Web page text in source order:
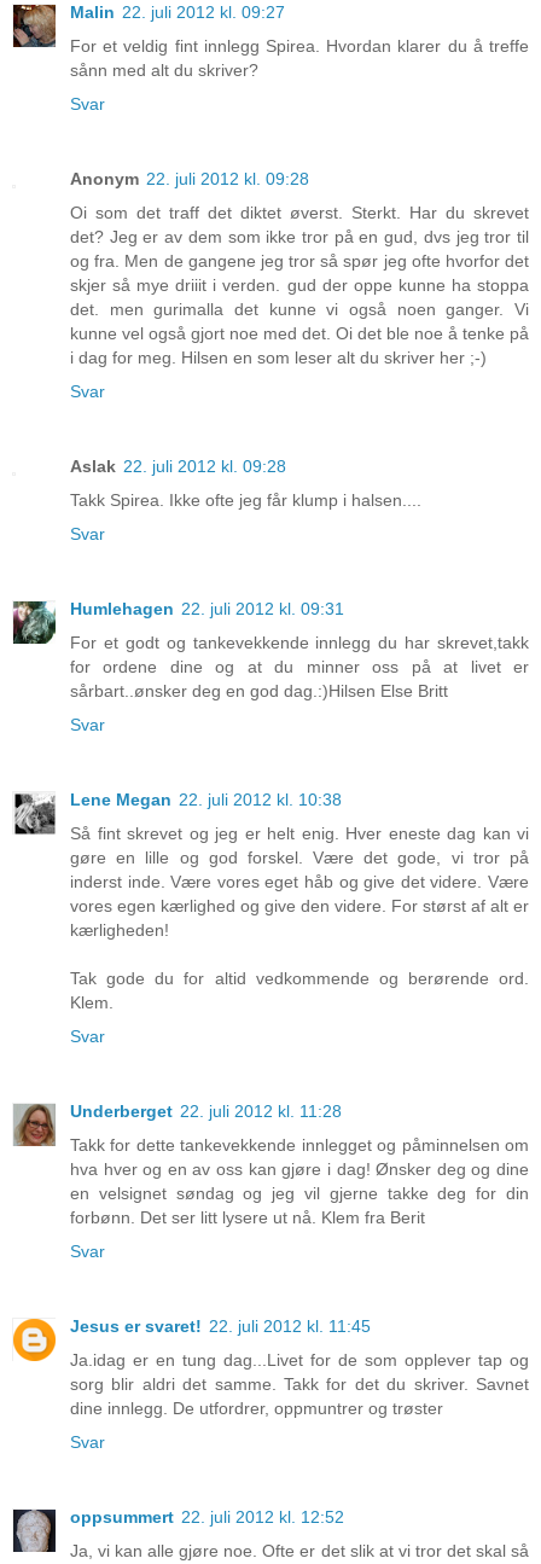
Malin 22. juli 2012 kl. 09:27
For et veldig fint innlegg Spirea. Hvordan klarer du å treffe
sånn med alt du skriver?
Svar
Anonym 22. juli 2012 kl. 09:28
Oi som det traff det diktet øverst. Sterkt. Har du skrevet
det? Jeg er av dem som ikke tror på en gud, dvs jeg tror til
og fra. Men de gangene jeg tror så spør jeg ofte hvorfor det
skjer så mye driiit i verden. gud der oppe kunne ha stoppa
det. men gurimalla det kunne vi også noen ganger. Vi
kunne vel også gjort noe med det. Oi det ble noe å tenke på
i dag for meg. Hilsen en som leser alt du skriver her ;-)
Svar
Aslak 22. juli 2012 kl. 09:28
Takk Spirea. Ikke ofte jeg får klump i halsen....
Svar
Humlehagen 22. juli 2012 kl. 09:31
For et godt og tankevekkende innlegg du har skrevet,takk
for ordene dine og at du minner oss på at livet er
sårbart..ønsker deg en god dag.:)Hilsen Else Britt
Svar
Lene Megan 22. juli 2012 kl. 10:38
Så fint skrevet og jeg er helt enig. Hver eneste dag kan vi
gøre en lille og god forskel. Være det gode, vi tror på
inderst inde. Være vores eget håb og give det videre. Være
vores egen kærlighed og give den videre. For størst af alt er
kærligheden!
Tak gode du for altid vedkommende og berørende ord.
Klem.
Svar
Underberget 22. juli 2012 kl. 11:28
Takk for dette tankevekkende innlegget og påminnelsen om
hva hver og en av oss kan gjøre i dag! Ønsker deg og dine
en velsignet søndag og jeg vil gjerne takke deg for din
forbønn. Det ser litt lysere ut nå. Klem fra Berit
Svar
Jesus er svaret! 22. juli 2012 kl. 11:45
Ja.idag er en tung dag...Livet for de som opplever tap og
sorg blir aldri det samme. Takk for det du skriver. Savnet
dine innlegg. De utfordrer, oppmuntrer og trøster
Svar
oppsummert 22. juli 2012 kl. 12:52
Ja, vi kan alle gjøre noe. Ofte er det slik at vi tror det skal så